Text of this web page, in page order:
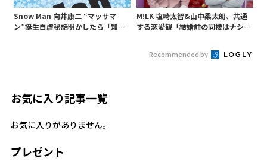
Snow Man 向井康二 “マッサマ
ン”誕生自虐秘話明かしたら「知ら
M!LK 塩崎太智&山中柔太朗、共通
する恋愛観「結婚前の同棲はナシ」
Recommended by
お気に入り記事一覧
お気に入りがありません。
プレゼント